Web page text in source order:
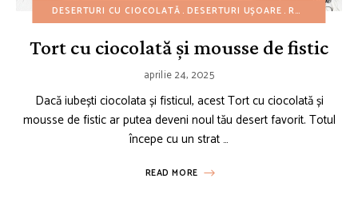
DESERTURI CU CIOCOLATĂ DESERTURI UȘOARE REȚETE AMERICANE
Tort cu ciocolată și mousse de fistic
aprilie 24, 2025
Dacă iubești ciocolata și fisticul, acest Tort cu ciocolată și
mousse de fistic ar putea deveni noul tău desert favorit. Totul
începe cu un strat …
READ MORE